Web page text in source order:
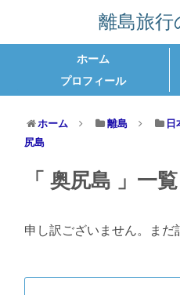
離島旅行
ホーム
プロフィール
ホーム 離島 日
尻島
奥尻島 一覧
申し訳ございません。まだ